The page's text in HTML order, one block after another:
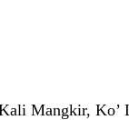
Mangkir, Ko’